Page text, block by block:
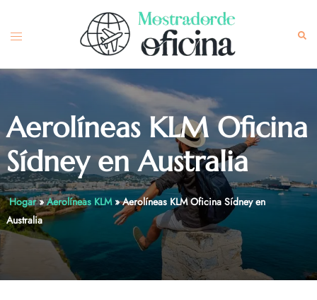
content
Toggle
Aerolíneas KLM Oficina
Sídney en Australia
Hogar»Aerolíneas KLM»Aerolíneas KLM Oficina Sídney en
Australia